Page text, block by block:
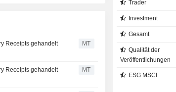
Receipts gehandelt
MT
Receipts gehandelt
MT
Trader
Investment
Gesamt
Qualität der
Veröffentlichungen
ESG MSCI